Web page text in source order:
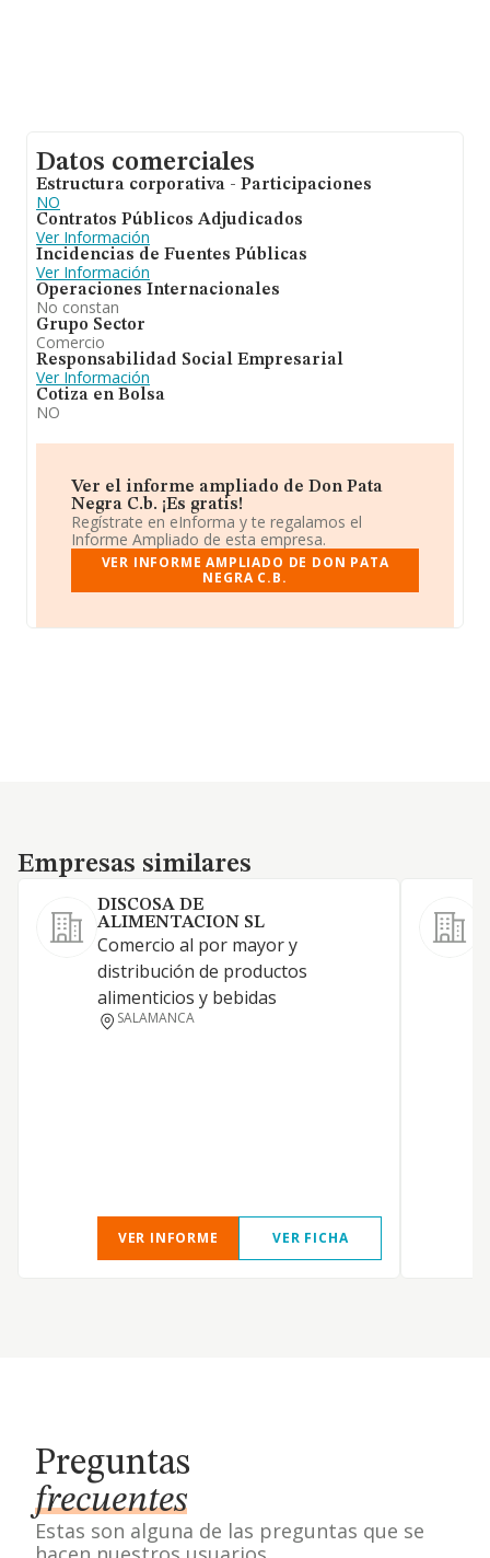
Datos comerciales
Estructura corporativa - Participaciones
NO
Contratos Públicos Adjudicados
Ver Información
Incidencias de Fuentes Públicas
Ver Información
Operaciones Internacionales
No constan
Grupo Sector
Comercio
Responsabilidad Social Empresarial
Ver Información
Cotiza en Bolsa
NO
Ver el informe ampliado de Don Pata
Negra C.b. ¡Es gratis!
Regístrate en eInforma y te regalamos el
Informe Ampliado de esta empresa.
VER INFORME AMPLIADO DE DON PATA
NEGRA C.B.
Empresas similares
Empresas similares
DISCOSA DE
ALIMENTACION SL
Comercio al por mayor y
distribución de productos
alimenticios y bebidas
SALAMANCA
VER INFORME VER FICHA
Preguntas
frecuentes
Estas son alguna de las preguntas que se